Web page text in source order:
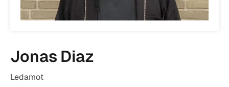
Jonas Diaz
Ledamot